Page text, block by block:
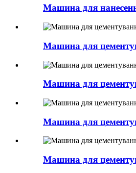
Машина для
Машина для
Машина для
Машина для
Машина для